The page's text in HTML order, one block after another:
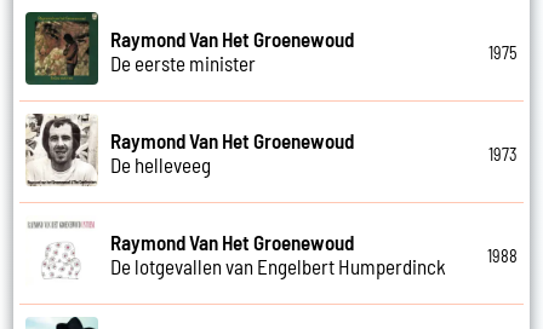
Raymond Van Het Groenewoud
De eerste minister
1975
Raymond Van Het Groenewoud
De helleveeg
1973
Raymond Van Het Groenewoud
De lotgevallen van Engelbert Humperdinck
1988